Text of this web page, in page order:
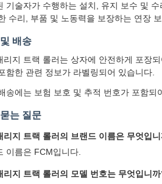
기술자가 수행하는 설치, 유지 보수 및
수리, 부품 및 노동력을 보장하는 연장
배송
리지 트랙 롤러는 상자에 안전하게 포장
함한 관련 정보가 라벨링되어 있습니다.
송에는 보험 보호 및 추적 번호가 포함
는 질문
리지 트랙 롤러의 브랜드 이름은 무엇입
이름은 FCM입니다.
리지 트랙 롤러의 모델 번호는 무엇입니